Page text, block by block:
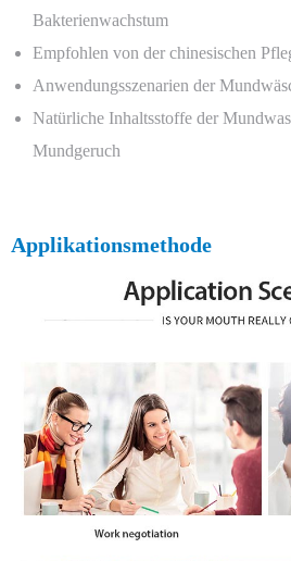
Bakterienwachstum
Empfohlen von der chinesischen
Anwendungsszenarien der
Natürliche Inhaltsstoffe der
Mundgeruch
Applikationsmethode